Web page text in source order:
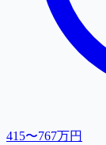
415〜767万円